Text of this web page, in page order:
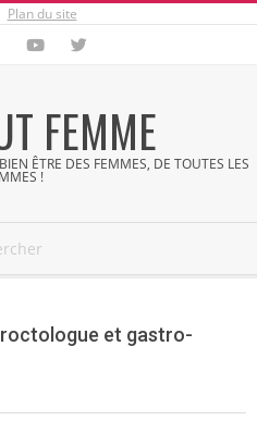
Plan du site
FEMME
ÊTRE DES FEMMES, DE TOUTES LES
!
et gastro-